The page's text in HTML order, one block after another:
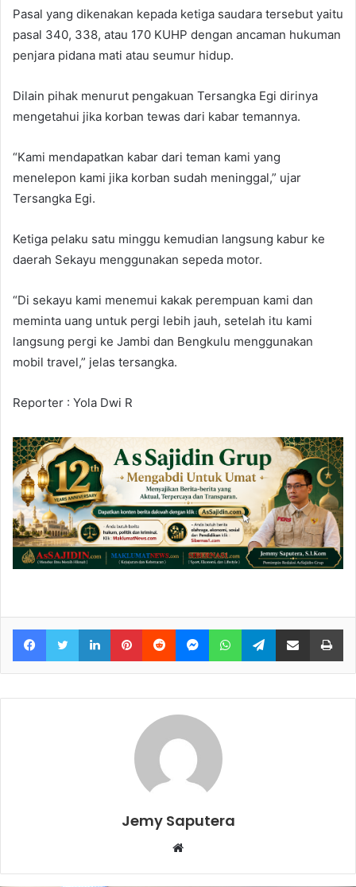
Pasal yang dikenakan kepada ketiga saudara tersebut yaitu
pasal 340, 338, atau 170 KUHP dengan ancaman hukuman
penjara pidana mati atau seumur hidup.
Dilain pihak menurut pengakuan Tersangka Egi dirinya
mengetahui jika korban tewas dari kabar temannya.
“Kami mendapatkan kabar dari teman kami yang
menelepon kami jika korban sudah meninggal,” ujar
Tersangka Egi.
Ketiga pelaku satu minggu kemudian langsung kabur ke
daerah Sekayu menggunakan sepeda motor.
“Di sekayu kami menemui kakak perempuan kami dan
meminta uang untuk pergi lebih jauh, setelah itu kami
langsung pergi ke Jambi dan Bengkulu menggunakan
mobil travel,” jelas tersangka.
Reporter : Yola Dwi R
FacebookTwitterLinkedInPinterestRedditMessengerWhatsAppTelegramShare via Email
Jemy Saputera
Website